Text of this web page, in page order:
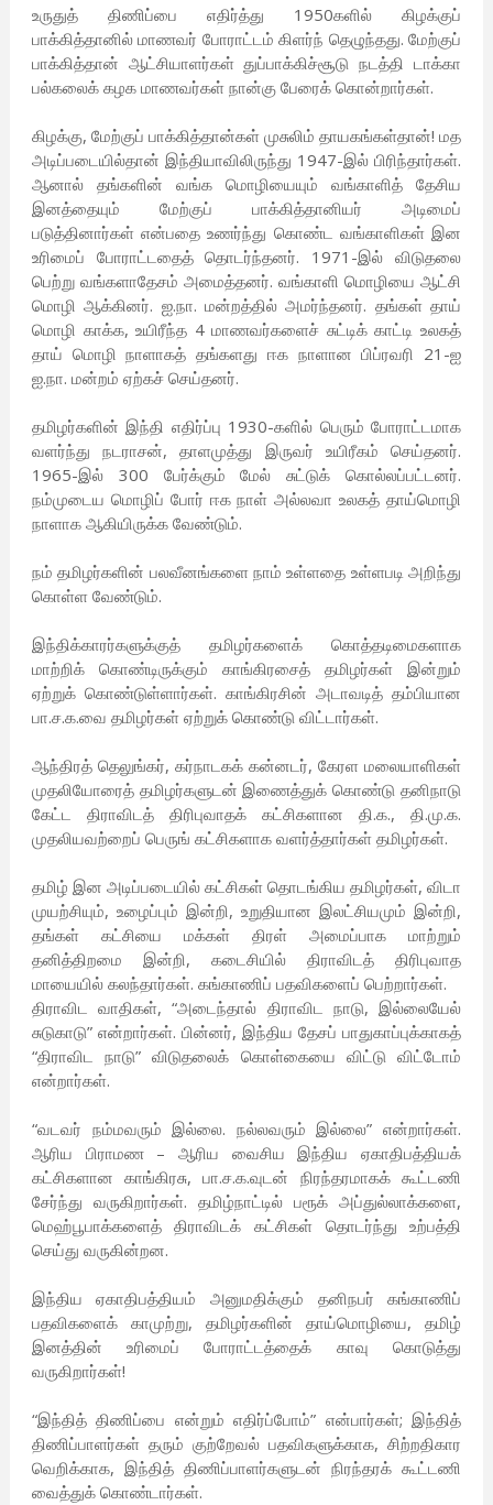
உருதுத் திணிப்பை எதிர்த்து 1950களில் கிழக்குப்
பாக்கித்தானில் மாணவர் போராட்டம் கிளர்ந் தெழுந்தது. மேற்குப்
பாக்கித்தான் ஆட்சியாளர்கள் துப்பாக்கிச்சூடு நடத்தி டாக்கா
பல்கலைக் கழக மாணவர்கள் நான்கு பேரைக் கொன்றார்கள்.
கிழக்கு, மேற்குப் பாக்கித்தான்கள் முசுலிம் தாயகங்கள்தான்! மத
அடிப்படையில்தான் இந்தியாவிலிருந்து 1947-இல் பிரிந்தார்கள்.
ஆனால் தங்களின் வங்க மொழியையும் வங்காளித் தேசிய
இனத்தையும் மேற்குப் பாக்கித்தானியர் அடிமைப்
படுத்தினார்கள் என்பதை உணர்ந்து கொண்ட வங்காளிகள் இன
உரிமைப் போராட்டதைத் தொடர்ந்தனர். 1971-இல் விடுதலை
பெற்று வங்களாதேசம் அமைத்தனர். வங்காளி மொழியை ஆட்சி
மொழி ஆக்கினர். ஐ.நா. மன்றத்தில் அமர்ந்தனர். தங்கள் தாய்
மொழி காக்க, உயிரீந்த 4 மாணவர்களைச் சுட்டிக் காட்டி உலகத்
தாய் மொழி நாளாகத் தங்களது ஈக நாளான பிப்ரவரி 21-ஐ
ஐ.நா. மன்றம் ஏற்கச் செய்தனர்.
தமிழர்களின் இந்தி எதிர்ப்பு 1930-களில் பெரும் போராட்டமாக
வளர்ந்து நடராசன், தாளமுத்து இருவர் உயிரீகம் செய்தனர்.
1965-இல் 300 பேர்க்கும் மேல் சுட்டுக் கொல்லப்பட்டனர்.
நம்முடைய மொழிப் போர் ஈக நாள் அல்லவா உலகத் தாய்மொழி
நாளாக ஆகியிருக்க வேண்டும்.
நம் தமிழர்களின் பலவீனங்களை நாம் உள்ளதை உள்ளபடி அறிந்து
கொள்ள வேண்டும்.
இந்திக்காரர்களுக்குத் தமிழர்களைக் கொத்தடிமைகளாக
மாற்றிக் கொண்டிருக்கும் காங்கிரசைத் தமிழர்கள் இன்றும்
ஏற்றுக் கொண்டுள்ளார்கள். காங்கிரசின் அடாவடித் தம்பியான
பா.ச.க.வை தமிழர்கள் ஏற்றுக் கொண்டு விட்டார்கள்.
ஆந்திரத் தெலுங்கர், கர்நாடகக் கன்னடர், கேரள மலையாளிகள்
முதலியோரைத் தமிழர்களுடன் இணைத்துக் கொண்டு தனிநாடு
கேட்ட திராவிடத் திரிபுவாதக் கட்சிகளான தி.க., தி.மு.க.
முதலியவற்றைப் பெருங் கட்சிகளாக வளர்த்தார்கள் தமிழர்கள்.
தமிழ் இன அடிப்படையில் கட்சிகள் தொடங்கிய தமிழர்கள், விடா
முயற்சியும், உழைப்பும் இன்றி, உறுதியான இலட்சியமும் இன்றி,
தங்கள் கட்சியை மக்கள் திரள் அமைப்பாக மாற்றும்
தனித்திறமை இன்றி, கடைசியில் திராவிடத் திரிபுவாத
மாயையில் கலந்தார்கள். கங்காணிப் பதவிகளைப் பெற்றார்கள்.
திராவிட வாதிகள், “அடைந்தால் திராவிட நாடு, இல்லையேல்
சுடுகாடு” என்றார்கள். பின்னர், இந்திய தேசப் பாதுகாப்புக்காகத்
“திராவிட நாடு” விடுதலைக் கொள்கையை விட்டு விட்டோம்
என்றார்கள்.
“வடவர் நம்மவரும் இல்லை. நல்லவரும் இல்லை” என்றார்கள்.
ஆரிய பிராமண – ஆரிய வைசிய இந்திய ஏகாதிபத்தியக்
கட்சிகளான காங்கிரசு, பா.ச.க.வுடன் நிரந்தரமாகக் கூட்டணி
சேர்ந்து வருகிறார்கள். தமிழ்நாட்டில் பரூக் அப்துல்லாக்களை,
மெஹ்பூபாக்களைத் திராவிடக் கட்சிகள் தொடர்ந்து உற்பத்தி
செய்து வருகின்றன.
இந்திய ஏகாதிபத்தியம் அனுமதிக்கும் தனிநபர் கங்காணிப்
பதவிகளைக் காமுற்று, தமிழர்களின் தாய்மொழியை, தமிழ்
இனத்தின் உரிமைப் போராட்டத்தைக் காவு கொடுத்து
வருகிறார்கள்!
“இந்தித் திணிப்பை என்றும் எதிர்ப்போம்” என்பார்கள்; இந்தித்
திணிப்பாளர்கள் தரும் குற்றேவல் பதவிகளுக்காக, சிற்றதிகார
வெறிக்காக, இந்தித் திணிப்பாளர்களுடன் நிரந்தரக் கூட்டணி
வைத்துக் கொண்டார்கள்.